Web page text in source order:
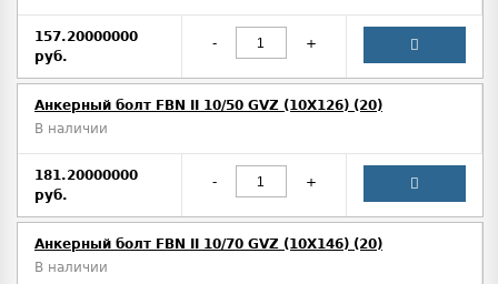
157.20000000
руб.
- +
Анкерный болт FBN II 10/50 GVZ (10X126) (20)
В наличии
181.20000000
руб.
- +
Анкерный болт FBN II 10/70 GVZ (10X146) (20)
В наличии